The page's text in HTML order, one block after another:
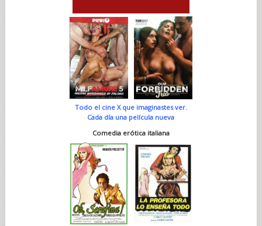
Todo el cine X que imaginastes ver.
Cada día una película nueva
Comedia erótica italiana